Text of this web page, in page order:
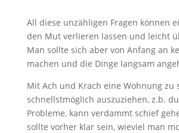
All diese unzähligen Fragen können
den Mut verlieren lassen und leicht
Man sollte sich aber von Anfang an
machen und die Dinge langsam
Mit Ach und Krach eine Wohnung zu
schnellstmöglich auszuziehen, z.b.
Probleme, kann verdammt schief
sollte vorher klar sein, wieviel man